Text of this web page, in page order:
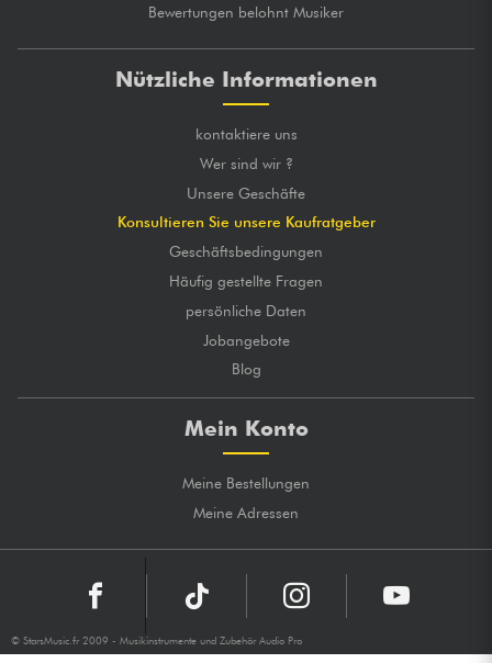
Bewertungen belohnt Musiker
Nützliche Informationen
kontaktiere uns
Wer sind wir ?
Unsere Geschäfte
Konsultieren Sie unsere Kaufratgeber
Geschäftsbedingungen
Häufig gestellte Fragen
persönliche Daten
Jobangebote
Blog
Mein Konto
Meine Bestellungen
Meine Adressen
© StarsMusic.fr 2009 - Musikinstrumente und Zubehör Audio Pro